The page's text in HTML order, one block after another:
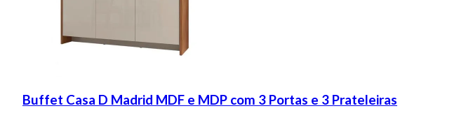
Buffet Casa D Madrid MDF e MDP com 3 Portas e 3 Prateleiras